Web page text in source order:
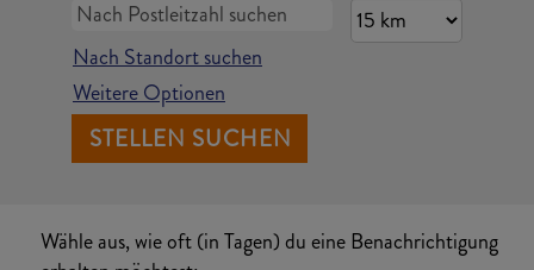
Nach Standort suchen
Weitere Optionen
Wähle aus, wie oft (in Tagen) du eine Benachrichtigung